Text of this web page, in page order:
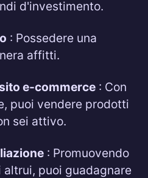
d'investimento.
: Possedere una
affitti.
e-commerce : Con
puoi vendere prodotti
sei attivo.
: Promuovendo
puoi guadagnare